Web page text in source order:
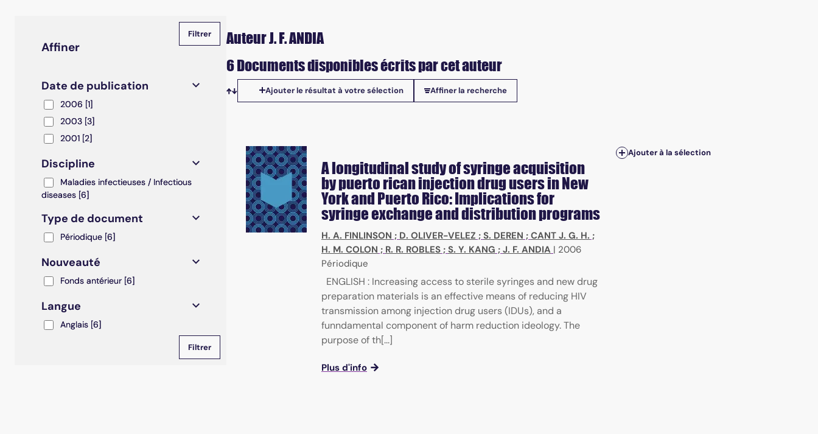
Affiner
Date de publication
20062006 [1]
20032003 [3]
20012001 [2]
Discipline
Maladies infectieuses / Infectious diseases
Maladies infectieuses / Infectious
diseases [6]
Type de document
Périodique
Périodique [6]
Nouveauté
Fonds antérieur
Fonds antérieur [6]
Langue
AnglaisAnglais [6]
Auteur J. F. ANDIA
6 Documents disponibles écrits par cet auteur
Tris disponibles
Ajouter le résultat à votre sélection Affiner la recherche
A longitudinal study of syringe acquisition
by puerto rican injection drug users in New
York and Puerto Rico: Implications for
syringe exchange and distribution programs
H. A. FINLINSON ; D. OLIVER-VELEZ ; S. DEREN ; CANT J. G. H. ;
H. M. COLON ; R. R. ROBLES ; S. Y. KANG ; J. F. ANDIA | 2006
Périodique
ENGLISH : Increasing access to sterile syringes and new drug
preparation materials is an effective means of reducing HIV
transmission among injection drug users (IDUs), and a
funndamental component of harm reduction ideology. The
purpose of th[...]
Plus d'info
Ajouter à la sélection